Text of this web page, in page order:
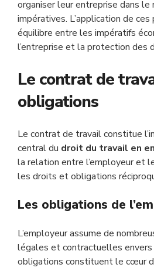
organiser leur entreprise dans
impératives. L’application de
équilibre entre les impératifs
l’entreprise et la protection des
Le contrat de
obligations
Le contrat de travail constitue
central du droit du travail en
la relation entre l’employeur et
les droits et obligations
Les obligations de
L’employeur assume de
légales et contractuelles envers
obligations constituent le cœur